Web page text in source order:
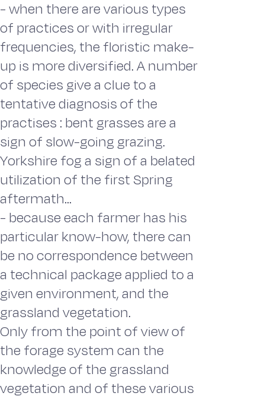
- when there are various types
of practices or with irregular
frequencies, the floristic make-
up is more diversified. A number
of species give a clue to a
tentative diagnosis of the
practises : bent grasses are a
sign of slow-going grazing.
Yorkshire fog a sign of a belated
utilization of the first Spring
aftermath...
- because each farmer has his
particular know-how, there can
be no correspondence between
a technical package applied to a
given environment, and the
grassland vegetation.
Only from the point of view of
the forage system can the
knowledge of the grassland
vegetation and of these various